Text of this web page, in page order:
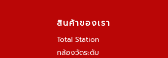
สินค้าของเรา
Total Station
กล้องวัดระดับ